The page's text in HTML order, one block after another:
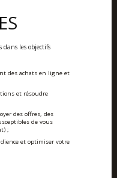
dans les objectifs
des achats en ligne et
et résoudre
des offres, des
de vous
;
et optimiser votre